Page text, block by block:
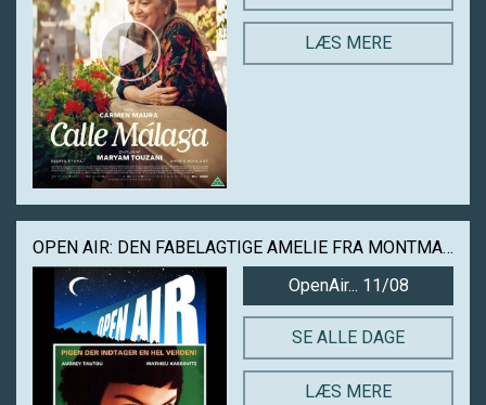
LÆS MERE
OPEN AIR: DEN FABELAGTIGE AMELIE FRA MONTMARTRE
OpenAir... 11/08
SE ALLE DAGE
LÆS MERE